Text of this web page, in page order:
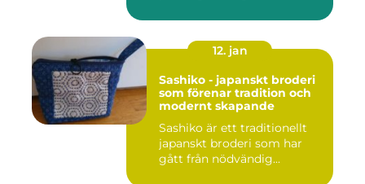
12. jan
Sashiko - japanskt broderi
som förenar tradition och
modernt skapande
Sashiko är ett traditionellt
japanskt broderi som har
gått från nödvändig...